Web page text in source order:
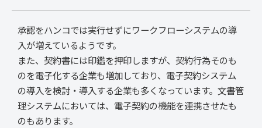
承認をハンコでは実行せずにワークフローシステムの導
入が増えているようです。
また、契約書には印鑑を押印しますが、契約行為そのも
のを電子化する企業も増加しており、電子契約システム
の導入を検討・導入する企業も多くなっています。文書管
理システムにおいては、電子契約の機能を連携させたも
のもあります。